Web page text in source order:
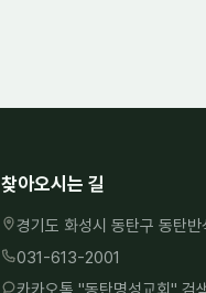
찾아오시는 길
경기도 화성시 동탄구 동탄
031-613-2001